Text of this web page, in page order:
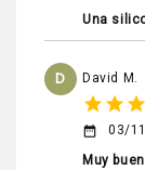
Una
D David M.
star star star
date_range
03/
Muy